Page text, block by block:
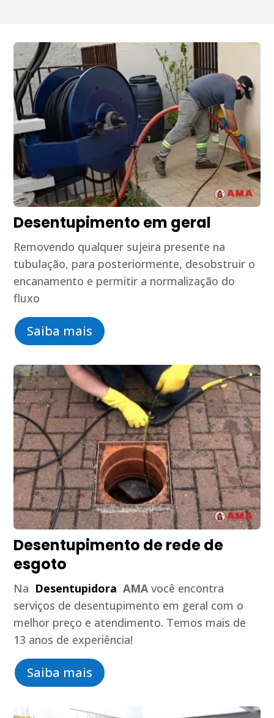
Desentupimento em geral
Removendo qualquer sujeira presente na
tubulação, para posteriormente, desobstruir o
encanamento e permitir a normalização do
fluxo
Saiba mais
Desentupimento de rede de
esgoto
Na Desentupidora AMAvocê encontra
serviços de desentupimento em geral com o
melhor preço e atendimento. Temos mais de
13 anos de experiência!
Saiba mais